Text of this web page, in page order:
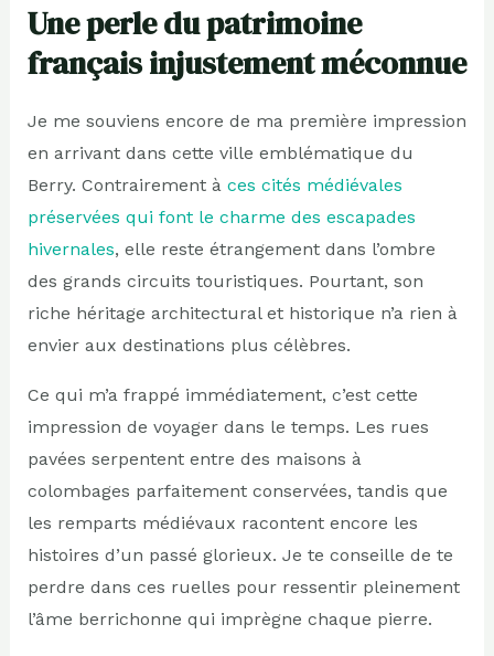
Une perle du patrimoine
français injustement méconnue
Je me souviens encore de ma première impression
en arrivant dans cette ville emblématique du
Berry. Contrairement à ces cités médiévales
préservées qui font le charme des escapades
hivernales, elle reste étrangement dans l’ombre
des grands circuits touristiques. Pourtant, son
riche héritage architectural et historique n’a rien à
envier aux destinations plus célèbres.
Ce qui m’a frappé immédiatement, c’est cette
impression de voyager dans le temps. Les rues
pavées serpentent entre des maisons à
colombages parfaitement conservées, tandis que
les remparts médiévaux racontent encore les
histoires d’un passé glorieux. Je te conseille de te
perdre dans ces ruelles pour ressentir pleinement
l’âme berrichonne qui imprègne chaque pierre.